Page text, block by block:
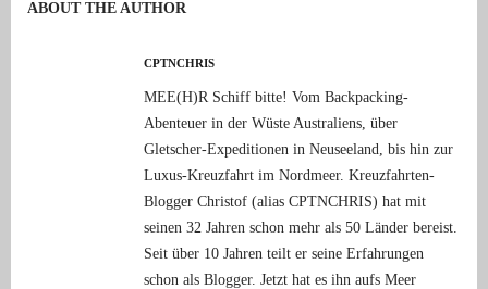
ABOUT THE AUTHOR
CPTNCHRIS
MEE(H)R Schiff bitte! Vom Backpacking-
Abenteuer in der Wüste Australiens, über
Gletscher-Expeditionen in Neuseeland, bis hin zur
Luxus-Kreuzfahrt im Nordmeer. Kreuzfahrten-
Blogger Christof (alias CPTNCHRIS) hat mit
seinen 32 Jahren schon mehr als 50 Länder bereist.
Seit über 10 Jahren teilt er seine Erfahrungen
schon als Blogger. Jetzt hat es ihn aufs Meer